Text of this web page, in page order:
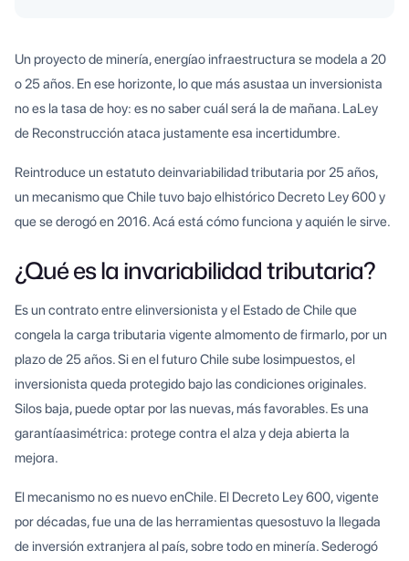
Un proyecto de minería, energíao infraestructura se modela a 20
o 25 años. En ese horizonte, lo que más asustaa un inversionista
no es la tasa de hoy: es no saber cuál será la de mañana. LaLey
de Reconstrucción ataca justamente esa incertidumbre.
Reintroduce un estatuto deinvariabilidad tributaria por 25 años,
un mecanismo que Chile tuvo bajo elhistórico Decreto Ley 600 y
que se derogó en 2016. Acá está cómo funciona y aquién le sirve.
¿Qué es la invariabilidad tributaria?
Es un contrato entre elinversionista y el Estado de Chile que
congela la carga tributaria vigente almomento de firmarlo, por un
plazo de 25 años. Si en el futuro Chile sube losimpuestos, el
inversionista queda protegido bajo las condiciones originales.
Silos baja, puede optar por las nuevas, más favorables. Es una
garantíaasimétrica: protege contra el alza y deja abierta la
mejora.
El mecanismo no es nuevo enChile. El Decreto Ley 600, vigente
por décadas, fue una de las herramientas quesostuvo la llegada
de inversión extranjera al país, sobre todo en minería. Sederogó